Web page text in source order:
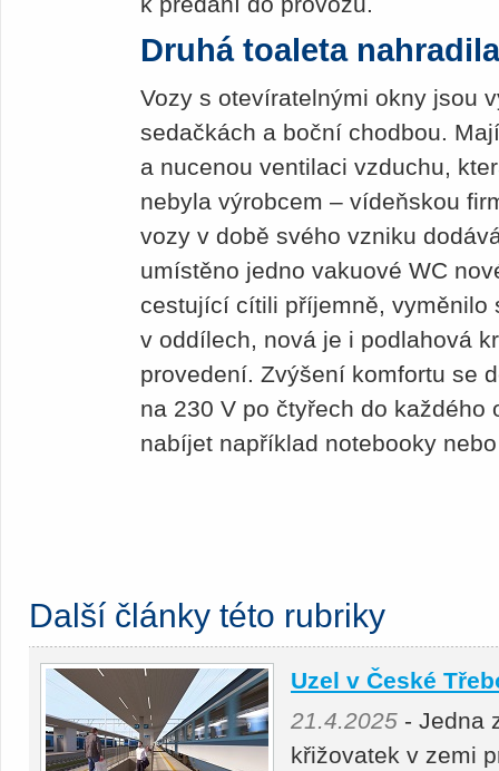
Druhá toaleta
Vozy s otevíratelnými okny jsou
sedačkách a boční chodbou.
a nucenou ventilaci vzduchu,
nebyla výrobcem – vídeňskou
vozy v době svého vzniku
umístěno jedno vakuové WC
cestující cítili příjemně, vyměnilo
v oddílech, nová je i podlahová
provedení. Zvýšení komfortu se
na 230 V po čtyřech do
nabíjet například notebooky
Další články této rubriky
Uzel v České
21.4.2025 - Jedna
křižovatek v zemi